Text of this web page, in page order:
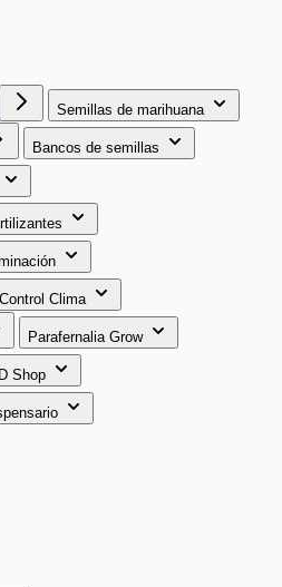
Semillas de marihuana
Bancos de semillas
Control Clima
Parafernalia Grow
Shop